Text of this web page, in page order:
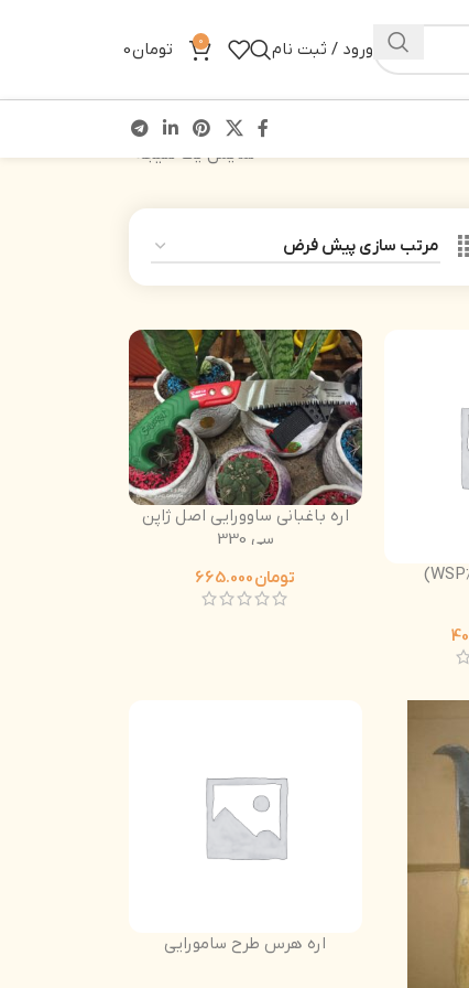
ورود / ثبت نام 0 تومان
نمایش یک نتیجه
آمینو اسید (80%WSP)
اره باغبانی ساوورایی اصل ژاپن
سی 330
تومان
اره هرس طرح سامورایی